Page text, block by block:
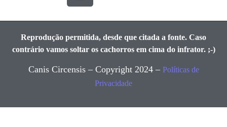
Reprodução permitida, desde que citada a fonte. Caso
contrário vamos soltar os cachorros em cima do infrator. ;-)
Canis Circensis – Copyright 2024 – Políticas de
Privacidade